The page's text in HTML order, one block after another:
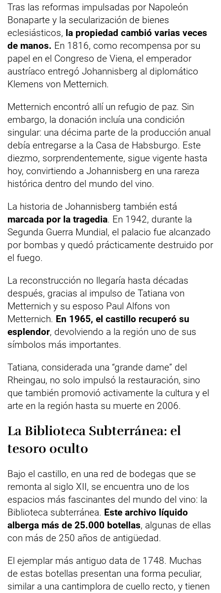
Tras las reformas impulsadas por Napoleón
Bonaparte y la secularización de bienes
eclesiásticos, la propiedad cambió varias veces
de manos. En 1816, como recompensa por su
papel en el Congreso de Viena, el emperador
austríaco entregó Johannisberg al diplomático
Klemens von Metternich.
Metternich encontró allí un refugio de paz. Sin
embargo, la donación incluía una condición
singular: una décima parte de la producción anual
debía entregarse a la Casa de Habsburgo. Este
diezmo, sorprendentemente, sigue vigente hasta
hoy, convirtiendo a Johannisberg en una rareza
histórica dentro del mundo del vino.
La historia de Johannisberg también está
marcada por la tragedia. En 1942, durante la
Segunda Guerra Mundial, el palacio fue alcanzado
por bombas y quedó prácticamente destruido por
el fuego.
La reconstrucción no llegaría hasta décadas
después, gracias al impulso de Tatiana von
Metternich y su esposo Paul Alfons von
Metternich. En 1965, el castillo recuperó su
esplendor, devolviendo a la región uno de sus
símbolos más importantes.
Tatiana, considerada una “grande dame” del
Rheingau, no solo impulsó la restauración, sino
que también promovió activamente la cultura y el
arte en la región hasta su muerte en 2006.
La Biblioteca Subterránea: el
tesoro oculto
Bajo el castillo, en una red de bodegas que se
remonta al siglo XII, se encuentra uno de los
espacios más fascinantes del mundo del vino: la
Biblioteca subterránea. Este archivo líquido
alberga más de 25.000 botellas, algunas de ellas
con más de 250 años de antigüedad.
El ejemplar más antiguo data de 1748. Muchas
de estas botellas presentan una forma peculiar,
similar a una cantimplora de cuello recto, y tienen